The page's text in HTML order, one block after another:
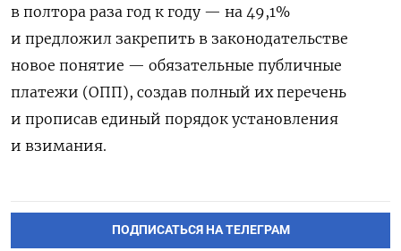
в ​полтора раза год к году — на 49,1%
и предложил закрепить в законодательстве
новое понятие — обязательные публичные
платежи (ОПП), создав ‌полный их перечень
и прописав единый порядок установления
и взимания.
ПОДПИСАТЬСЯ НА ТЕЛЕГРАМ